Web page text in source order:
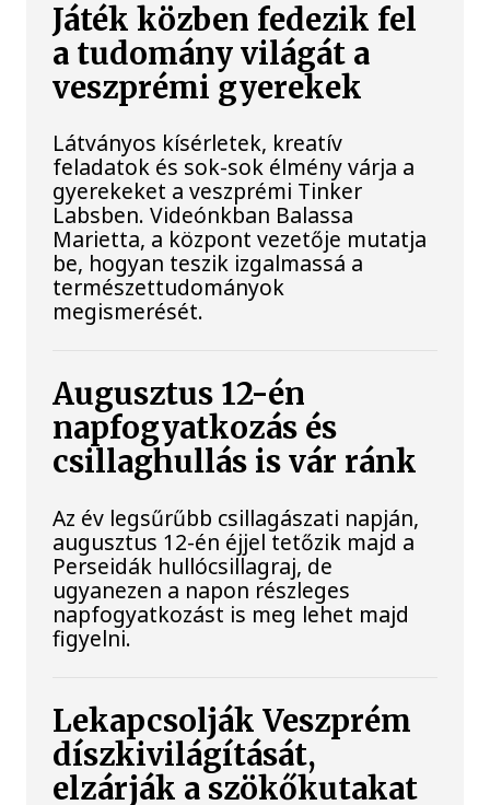
Játék közben fedezik fel
a tudomány világát a
veszprémi gyerekek
Látványos kísérletek, kreatív
feladatok és sok-sok élmény várja a
gyerekeket a veszprémi Tinker
Labsben. Videónkban Balassa
Marietta, a központ vezetője mutatja
be, hogyan teszik izgalmassá a
természettudományok
megismerését.
Augusztus 12-én
napfogyatkozás és
csillaghullás is vár ránk
Az év legsűrűbb csillagászati napján,
augusztus 12-én éjjel tetőzik majd a
Perseidák hullócsillagraj, de
ugyanezen a napon részleges
napfogyatkozást is meg lehet majd
figyelni.
Lekapcsolják Veszprém
díszkivilágítását,
elzárják a szökőkutakat